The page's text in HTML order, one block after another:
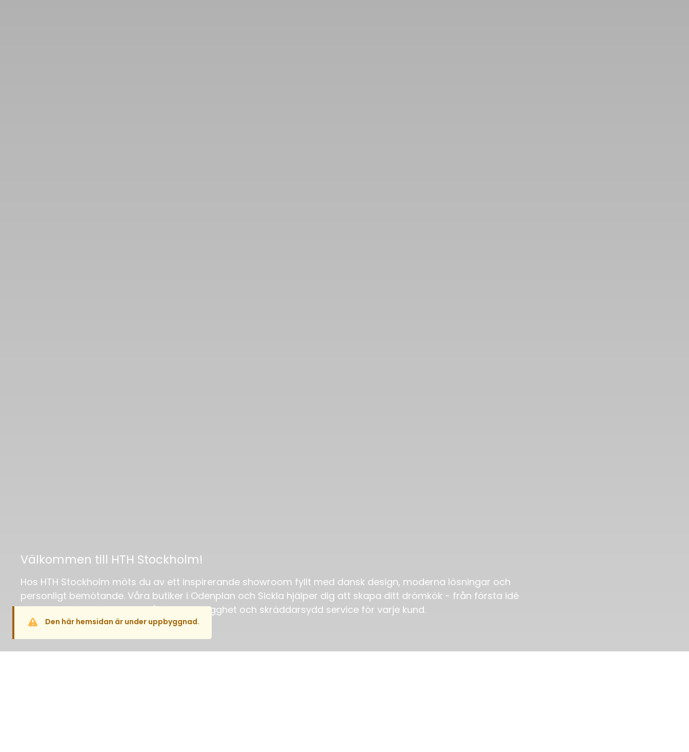
Välkommen till HTH Stockholm!
Hos HTH Stockholm möts du av ett inspirerande showroom fyllt med dansk design, moderna lösningar och
personligt bemötande. Våra butiker i Odenplan och Sickla hjälper dig att skapa ditt drömkök - från första idé
till färdig montering. Vi tror på kvalitet, trygghet och skräddarsydd service för varje kund.
Begär ett designmöte Kontakta oss
Den här hemsidan är under uppbyggnad.